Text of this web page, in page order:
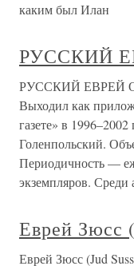
каким был Илан
РУССКИЙ
РУССКИЙ ЕВРЕЙ
Выходил как
газете» в
Голенпольский.
Периодичность —
экземпляров.
Еврей Зюсс
Еврей Зюсс (Jud